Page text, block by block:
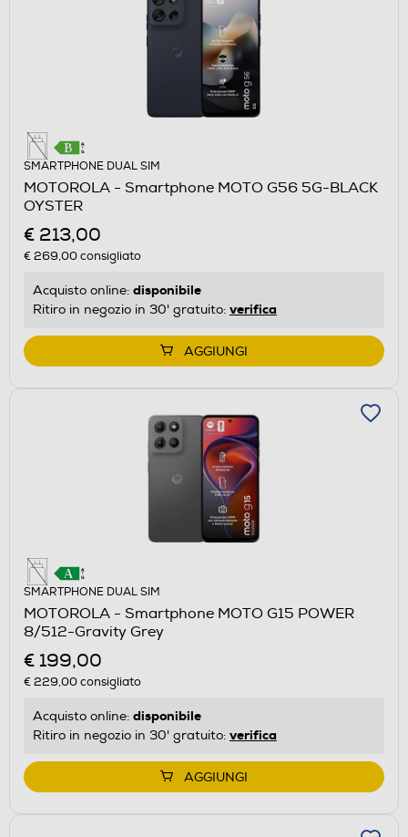
SMARTPHONE DUAL SIM
MOTOROLA - Smartphone MOTO G56 5G-BLACK
OYSTER
€ 213,00
€ 269,00consigliato
Acquisto online: disponibile
Ritiro in negozio in 30' gratuito: verifica
AGGIUNGI
SMARTPHONE DUAL SIM
MOTOROLA - Smartphone MOTO G15 POWER
8/512-Gravity Grey
€ 199,00
€ 229,00consigliato
Acquisto online: disponibile
Ritiro in negozio in 30' gratuito: verifica
AGGIUNGI